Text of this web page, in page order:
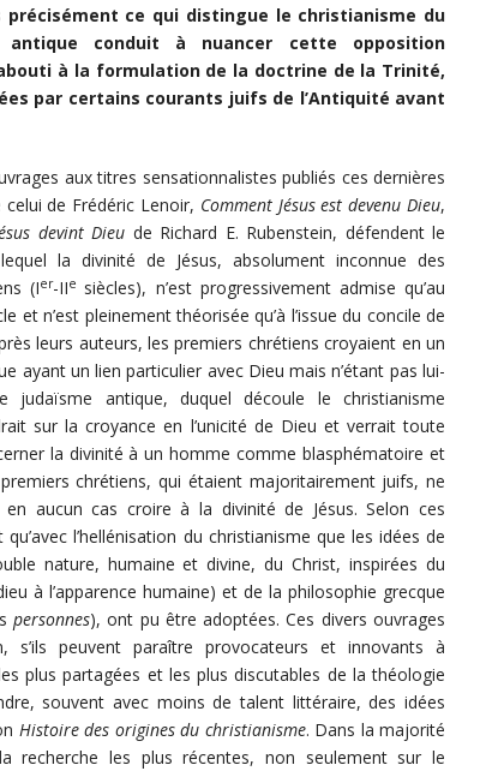
ce qui distingue le christianisme du
conduit à nuancer cette opposition
à la formulation de la doctrine de la Trinité,
par certains courants juifs de l’Antiquité avant
aux titres sensationnalistes publiés ces dernières
de Frédéric Lenoir, Comment Jésus est devenu Dieu,
devint Dieu de Richard E. Rubenstein, défendent le
la divinité de Jésus, absolument inconnue des
(Ier-IIe siècles), n’est progressivement admise qu’au
et n’est pleinement théorisée qu’à l’issue du concile de
leurs auteurs, les premiers chrétiens croyaient en un
ayant un lien particulier avec Dieu mais n’étant pas lui-
judaïsme antique, duquel découle le christianisme
sur la croyance en l’unicité de Dieu et verrait toute
la divinité à un homme comme blasphématoire et
chrétiens, qui étaient majoritairement juifs, ne
en aucun cas croire à la divinité de Jésus. Selon ces
qu’avec l’hellénisation du christianisme que les idées de
nature, humaine et divine, du Christ, inspirées du
à l’apparence humaine) et de la philosophie grecque
personnes), ont pu être adoptées. Ces divers ouvrages
s’ils peuvent paraître provocateurs et innovants à
plus partagées et les plus discutables de la théologie
souvent avec moins de talent littéraire, des idées
Histoire des origines du christianisme. Dans la majorité
recherche les plus récentes, non seulement sur le